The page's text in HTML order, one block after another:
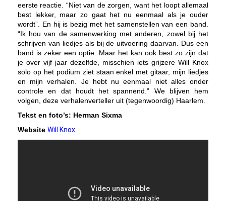
eerste reactie. “Niet van de zorgen, want het loopt allemaal
best lekker, maar zo gaat het nu eenmaal als je ouder
wordt”. En hij is bezig met het samenstellen van een band.
“Ik hou van de samenwerking met anderen, zowel bij het
schrijven van liedjes als bij de uitvoering daarvan. Dus een
band is zeker een optie. Maar het kan ook best zo zijn dat
je over vijf jaar dezelfde, misschien iets grijzere Will Knox
solo op het podium ziet staan enkel met gitaar, mijn liedjes
en mijn verhalen. Je hebt nu eenmaal niet alles onder
controle en dat houdt het spannend.” We blijven hem
volgen, deze verhalenverteller uit (tegenwoordig) Haarlem.
Tekst en foto’s: Herman Sixma
Website Will Knox